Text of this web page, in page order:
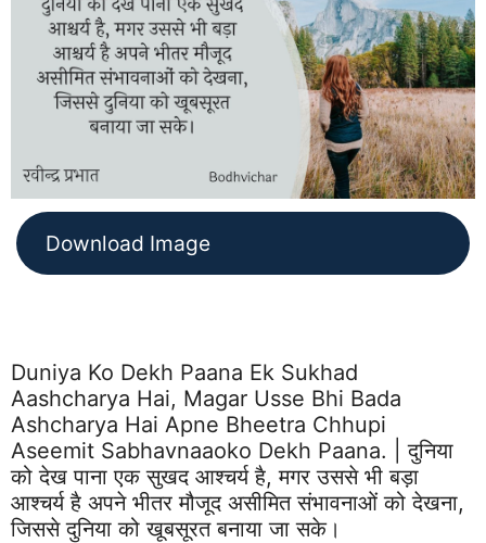
Download Image
Duniya Ko Dekh Paana Ek Sukhad
Aashcharya Hai, Magar Usse Bhi Bada
Ashcharya Hai Apne Bheetra Chhupi
Aseemit Sabhavnaaoko Dekh Paana. | दुनिया
को देख पाना एक सुखद आश्चर्य है, मगर उससे भी बड़ा
आश्चर्य है अपने भीतर मौजूद असीमित संभावनाओं को देखना,
जिससे दुनिया को खूबसूरत बनाया जा सके।